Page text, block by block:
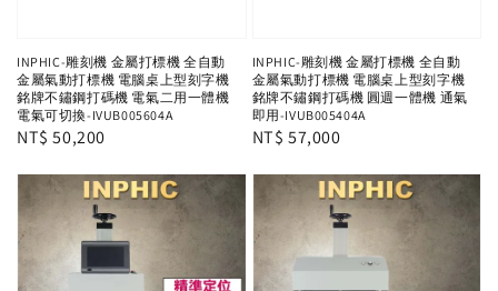
INPHIC-雕刻機 金屬打標機 全自動
金屬氣動打標機 電腦桌上型刻字機
銘牌不鏽鋼打碼機 電氣二用一體機
電氣可切換-IVUB005604A
Regular
NT$ 50,200
INPHIC-雕刻機 金屬打標機 全自動
金屬氣動打標機 電腦桌上型刻字機
銘牌不鏽鋼打碼機 圓週一體機 通氣
即用-IVUB005404A
Regular
NT$ 57,000